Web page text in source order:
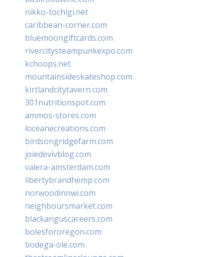
nikko-tochigi.net
caribbean-corner.com
bluemoongiftcards.com
rivercitysteampunkexpo.com
kchoops.net
mountainsideskateshop.com
kirtlandcitytavern.com
301nutritionspot.com
ammos-stores.com
loceanecreations.com
birdsongridgefarm.com
joiedevivblog.com
valera-amsterdam.com
libertybrandhemp.com
norwoodinnwi.com
neighboursmarket.com
blackanguscareers.com
bolesfororegon.com
bodega-ole.com